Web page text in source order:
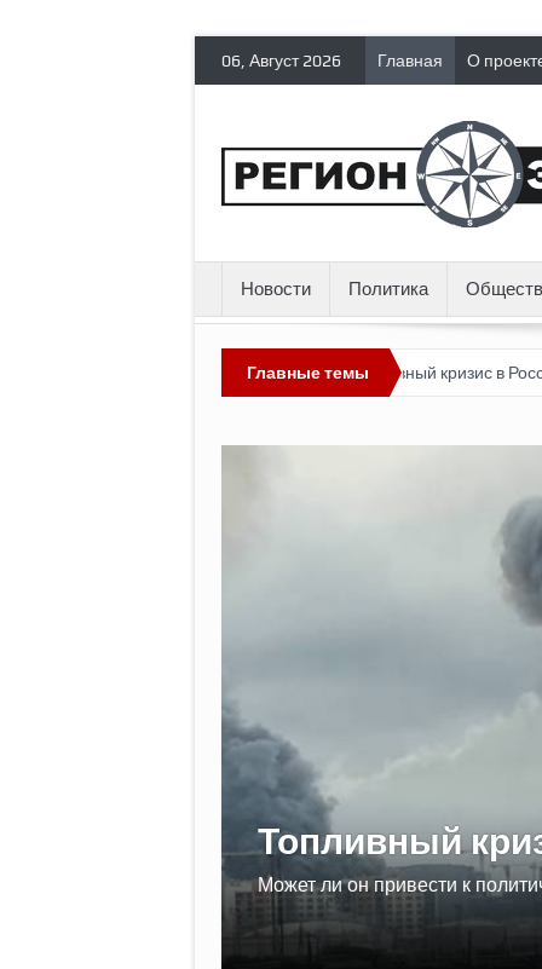
06, Август 2026 Главная О
Новости Политика
Главные темы
Топливный кризис в России
Топливный
Может ли он привести к